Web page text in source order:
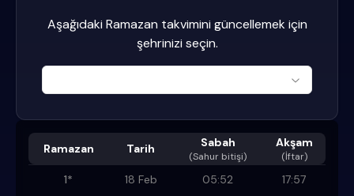
Aşağıdaki Ramazan takvimini güncellemek için
şehrinizi seçin.
Ramazan Tarih Sabah
(Sahur bitişi)
Akşam
(İftar)
1* 18 Feb 05:52
17:57